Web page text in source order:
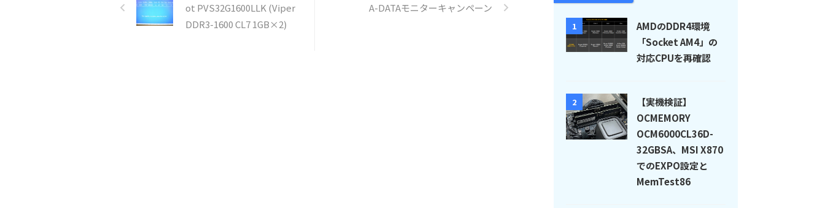
ot PVS32G1600LLK (Viper
DDR3-1600 CL7 1GB×2)
A-DATAモニターキャンペーン
1
AMDのDDR4環境
「Socket AM4」の
対応CPUを再確認
2
【実機検証】
OCMEMORY
OCM6000CL36D-
32GBSA、MSI X870
でのEXPO設定と
MemTest86